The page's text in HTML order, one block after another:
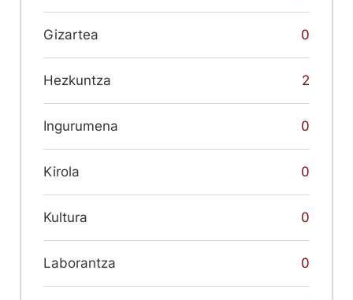
Gizartea 0
Hezkuntza 2
Ingurumena 0
Kirola 0
Kultura 0
Laborantza 0